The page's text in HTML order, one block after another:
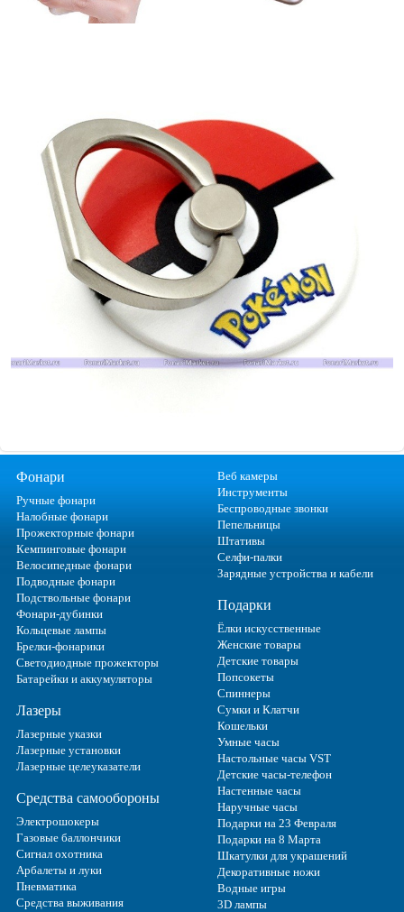
Фонари
Ручные фонари
Налобные фонари
Прожекторные фонари
Кемпинговые фонари
Велосипедные фонари
Подводные фонари
Подствольные фонари
Фонари-дубинки
Кольцевые лампы
Брелки-фонарики
Светодиодные прожекторы
Батарейки и аккумуляторы
Лазеры
Лазерные указки
Лазерные установки
Лазерные целеуказатели
Средства самообороны
Электрошокеры
Газовые баллончики
Сигнал охотника
Арбалеты и луки
Пневматика
Средства выживания
Веб камеры
Инструменты
Беспроводные звонки
Пепельницы
Штативы
Селфи-палки
Зарядные устройства и кабели
Подарки
Ёлки искусственные
Женские товары
Детские товары
Попсокеты
Спиннеры
Сумки и Клатчи
Кошельки
Умные часы
Настольные часы VST
Детские часы-телефон
Настенные часы
Наручные часы
Подарки на 23 Февраля
Подарки на 8 Марта
Шкатулки для украшений
Декоративные ножи
Водные игры
3D лампы